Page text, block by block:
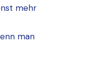
mehr
man